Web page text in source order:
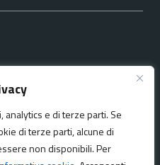
analytics e di terze parti. Se
di terze parti, alcune di
non disponibili. Per
del sito